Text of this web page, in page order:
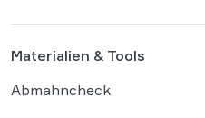
Materialien & Tools
Abmahncheck